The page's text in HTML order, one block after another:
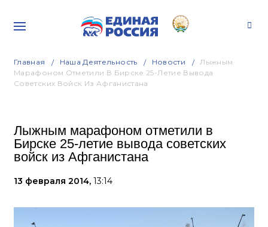
Главная Наша Деятельность Новости
Лыжным
Марафоном Отметили В Бирске 25-Летие Вывода
Советских Войск Из Афганистана
Лыжным марафоном отметили в
Бирске 25-летие вывода советских
войск из Афганистана
13 февраля 2014, 13:14